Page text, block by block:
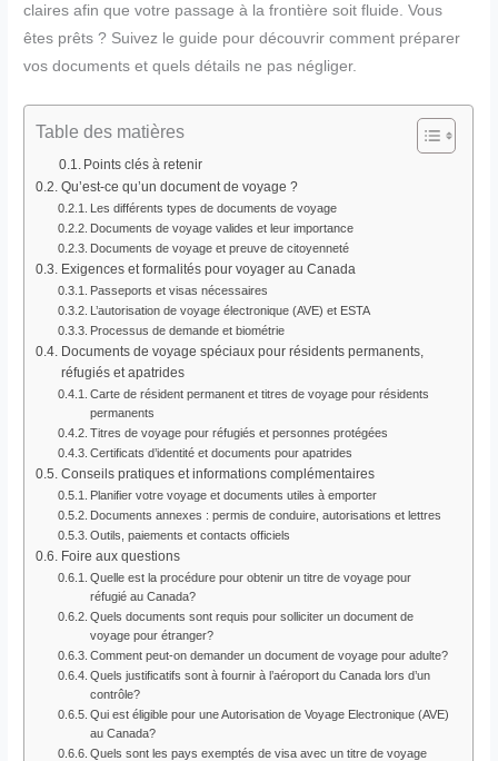
claires afin que votre passage à la frontière soit fluide. Vous
êtes prêts ? Suivez le guide pour découvrir comment préparer
vos documents et quels détails ne pas négliger.
Table des matières
Points clés à retenir
Qu’est-ce qu’un document de voyage ?
Les différents types de documents de voyage
Documents de voyage valides et leur importance
Documents de voyage et preuve de citoyenneté
Exigences et formalités pour voyager au Canada
Passeports et visas nécessaires
L’autorisation de voyage électronique (AVE) et ESTA
Processus de demande et biométrie
Documents de voyage spéciaux pour résidents permanents,
réfugiés et apatrides
Carte de résident permanent et titres de voyage pour résidents
permanents
Titres de voyage pour réfugiés et personnes protégées
Certificats d’identité et documents pour apatrides
Conseils pratiques et informations complémentaires
Planifier votre voyage et documents utiles à emporter
Documents annexes : permis de conduire, autorisations et lettres
Outils, paiements et contacts officiels
Foire aux questions
Quelle est la procédure pour obtenir un titre de voyage pour
réfugié au Canada?
Quels documents sont requis pour solliciter un document de
voyage pour étranger?
Comment peut-on demander un document de voyage pour adulte?
Quels justificatifs sont à fournir à l’aéroport du Canada lors d’un
contrôle?
Qui est éligible pour une Autorisation de Voyage Electronique (AVE)
au Canada?
Quels sont les pays exemptés de visa avec un titre de voyage